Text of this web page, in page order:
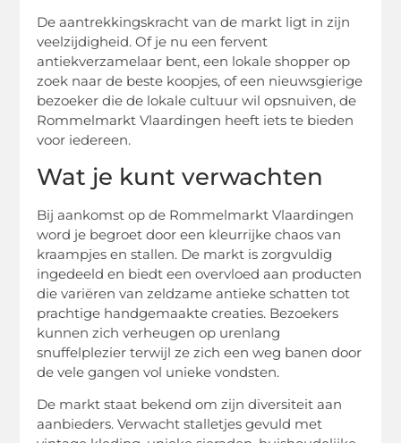
De aantrekkingskracht van de markt ligt in zijn
veelzijdigheid. Of je nu een fervent
antiekverzamelaar bent, een lokale shopper op
zoek naar de beste koopjes, of een nieuwsgierige
bezoeker die de lokale cultuur wil opsnuiven, de
Rommelmarkt Vlaardingen heeft iets te bieden
voor iedereen.
Wat je kunt verwachten
Bij aankomst op de Rommelmarkt Vlaardingen
word je begroet door een kleurrijke chaos van
kraampjes en stallen. De markt is zorgvuldig
ingedeeld en biedt een overvloed aan producten
die variëren van zeldzame antieke schatten tot
prachtige handgemaakte creaties. Bezoekers
kunnen zich verheugen op urenlang
snuffelplezier terwijl ze zich een weg banen door
de vele gangen vol unieke vondsten.
De markt staat bekend om zijn diversiteit aan
aanbieders. Verwacht stalletjes gevuld met